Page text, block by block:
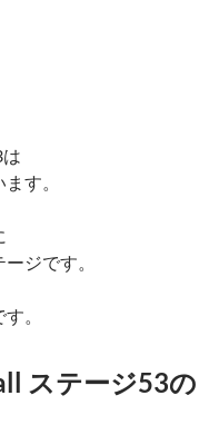
す。
ジです。
。
ステージ53の